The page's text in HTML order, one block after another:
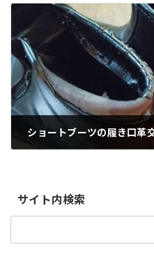
ショートブーツの履き口革
サイト内検索